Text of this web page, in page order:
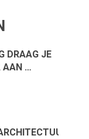
DRAAG JE
AAN …